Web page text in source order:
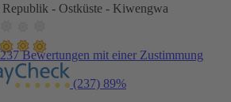
Republik - Ostküste - Kiwengwa
Bewertungen mit einer Zustimmung
(237) 89%